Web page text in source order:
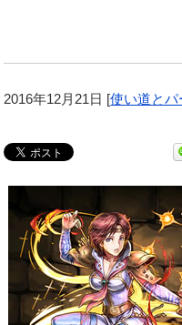
2016年12月21日 [使い道と